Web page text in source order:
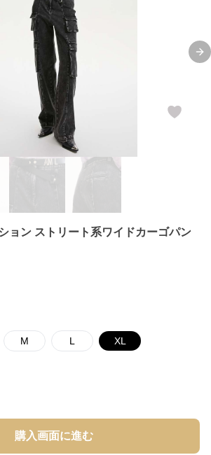
ョン ストリート系ワイドカーゴパン
M L XL
購入画面に進む